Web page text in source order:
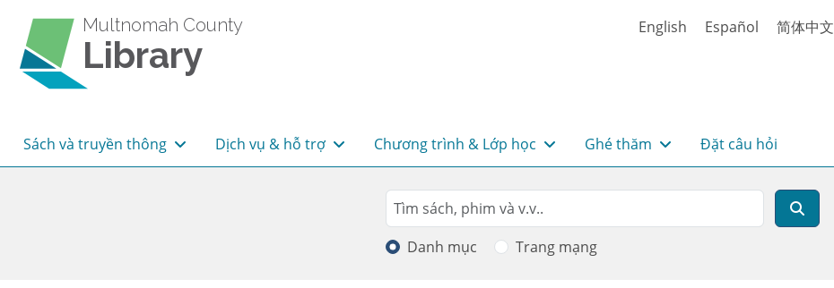
Multnomah County
Library
English Español 简体中文
Main navigation
Sách và truyền thông Dịch vụ & hỗ trợ Chương trình & Lớp học Ghé thăm Đặt câu hỏi
Search
Tìm kiếm
Danh mục Trang mạng